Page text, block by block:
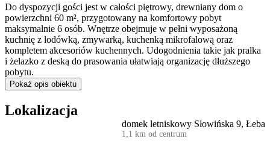
Do dyspozycji gości jest w całości piętrowy, drewniany dom o
powierzchni 60 m², przygotowany na komfortowy pobyt
maksymalnie 6 osób. Wnętrze obejmuje w pełni wyposażoną
kuchnię z lodówką, zmywarką, kuchenką mikrofalową oraz
kompletem akcesoriów kuchennych. Udogodnienia takie jak pralka
i żelazko z deską do prasowania ułatwiają organizację dłuższego
pobytu.
Ogrodzony teren wokół domu został zagospodarowany z myślą o
rekreacji. Dla najmłodszych przygotowano
trampolinę. Dorośli mogą spędzać czas w altanie lub korzystać z
dostępnego na miejscu sprzętu do grillowania, co sprzyja
wieczornemu relaksowi na świeżym powietrzu.
Pokaż opis obiektu
Lokalizacja
domek letniskowy Słowińska 9, Łeba
1,1 km od centrum